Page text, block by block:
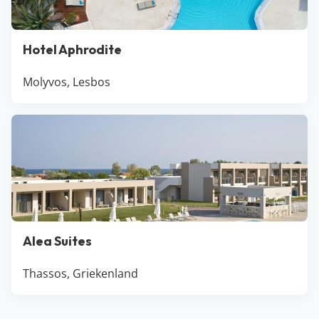
Hotel Aphrodite
Molyvos, Lesbos
Alea Suites
Thassos, Griekenland